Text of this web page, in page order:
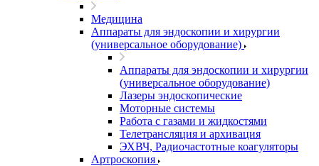
Медицина
Аппараты для эндоскопии и хирургии
(универсальное оборудование)
Аппараты для эндоскопии и хирургии
(универсальное оборудование)
Лазеры эндоскопические
Моторные системы
Работа с газами и жидкостями
Телетрансляция и архивация
ЭХВЧ, Радиочастотные коагуляторы
Артроскопия